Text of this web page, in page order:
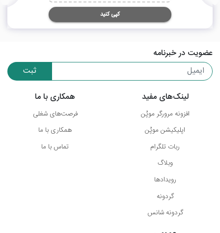
کپی کنید
عضویت در خبرنامه
ثبت
لینک‌های مفید
افزونه مرورگر موپُن
اپلیکیشن موپُن
ربات تلگرام
وبلاگ
رویدادها
گردونه
گردونه شانس
همکاری با ما
فرصت‌های شغلی
همکاری با ما
تماس با ما